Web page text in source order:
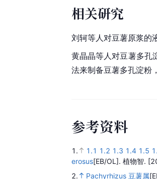
相关研究
刘轲等人对豆薯原浆的
黄晶晶等人对豆薯多孔
法来制备豆薯多孔淀粉
参考资料
1. 1.1 1.2 1.3 1.4 1.5
erosus[EB/OL]. 植物智.
2.
Pachyrhizus 豆薯属